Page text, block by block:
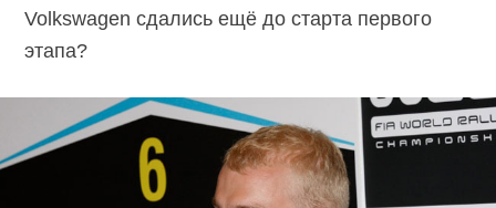
Volkswagen сдались ещё до старта первого
этапа?